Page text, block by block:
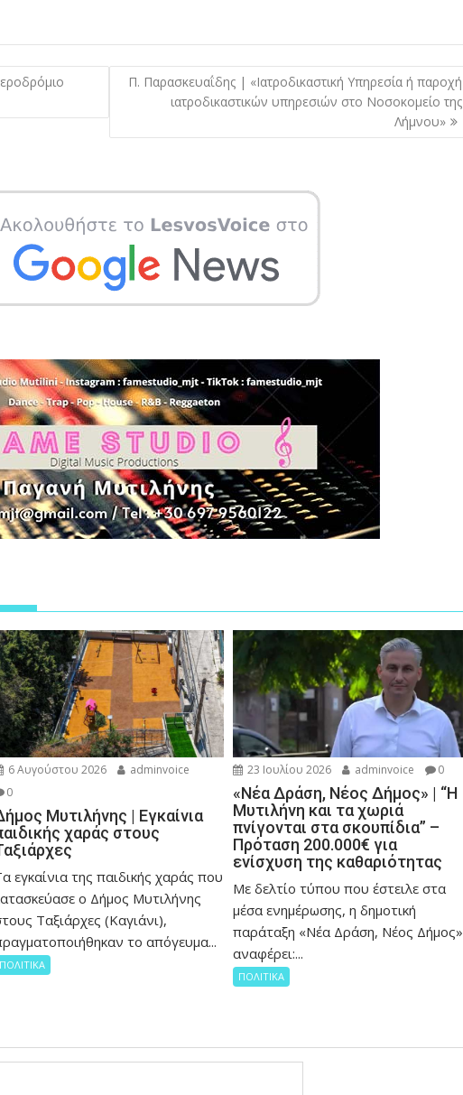
Π. Παρασκευαΐδης | «Ιατροδικαστική Υπηρεσία ή παροχή
ιατροδικαστικών υπηρεσιών στο Νοσοκομείο της
Λήμνου»
6 Αυγούστου 2026
adminvoice
0
Μυτιλήνης | Εγκαίνια
χαράς στους
εγκαίνια της παιδικής χαράς που
ο Δήμος Μυτιλήνης
Ταξιάρχες (Καγιάνι),
το απόγευμα...
ΠΟΛΙΤΙΚΑ
23 Ιουλίου 2026 adminvoice 0
«Νέα Δράση, Νέος Δήμος» | “Η
Μυτιλήνη και τα χωριά
πνίγονται στα σκουπίδια” –
Πρόταση 200.000€ για
ενίσχυση της καθαριότητας
Με δελτίο τύπου που έστειλε στα
μέσα ενημέρωσης, η δημοτική
παράταξη «Νέα Δράση, Νέος Δήμος»
αναφέρει:...
ΠΟΛΙΤΙΚΑ